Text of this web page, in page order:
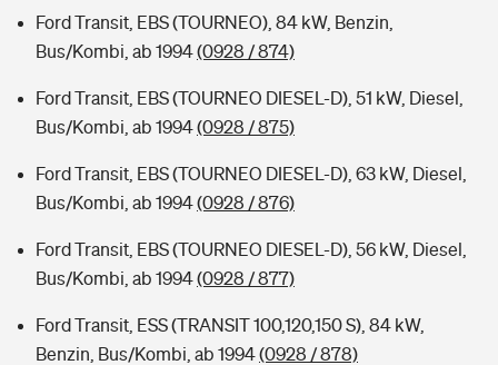
Ford Transit, EBS (TOURNEO), 84 kW, Benzin,
Bus/Kombi, ab 1994(0928 / 874)
Ford Transit, EBS (TOURNEO DIESEL-D), 51 kW, Diesel,
Bus/Kombi, ab 1994(0928 / 875)
Ford Transit, EBS (TOURNEO DIESEL-D), 63 kW, Diesel,
Bus/Kombi, ab 1994(0928 / 876)
Ford Transit, EBS (TOURNEO DIESEL-D), 56 kW, Diesel,
Bus/Kombi, ab 1994(0928 / 877)
Ford Transit, ESS (TRANSIT 100,120,150 S), 84 kW,
Benzin, Bus/Kombi, ab 1994(0928 / 878)